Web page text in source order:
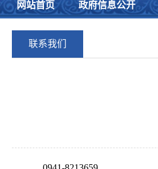
网站首页 政府信息公开
联系我们